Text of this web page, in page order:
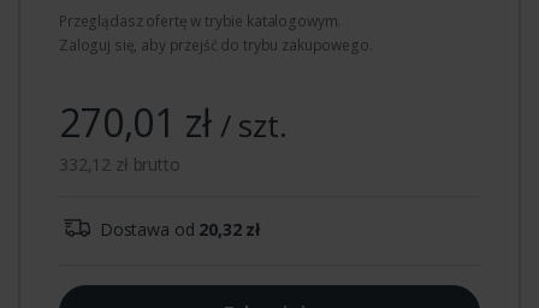
Przeglądasz ofertę w trybie katalogowym.
Zaloguj się, aby przejść do trybu zakupowego.
270,01 zł/ szt.
332,12 zł brutto
Dostawa od 20,32 zł